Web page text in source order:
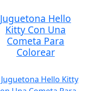
Juguetona Hello
Kitty Con Una
Cometa Para
Colorear